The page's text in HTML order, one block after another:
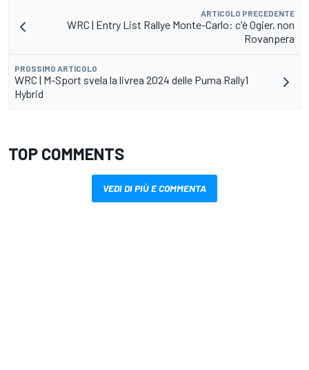
ARTICOLO PRECEDENTE
WRC | Entry List Rallye Monte-Carlo: c'è Ogier, non
Rovanpera
PROSSIMO ARTICOLO
WRC | M-Sport svela la livrea 2024 delle Puma Rally1
Hybrid
TOP COMMENTS
VEDI DI PIÙ E COMMENTA